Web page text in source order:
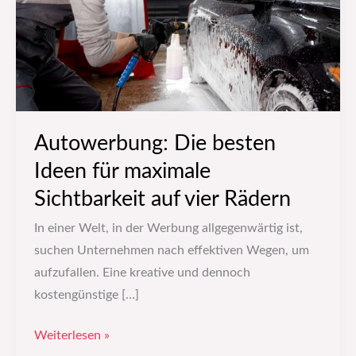
Autowerbung: Die besten
Ideen für maximale
Sichtbarkeit auf vier Rädern
In einer Welt, in der Werbung allgegenwärtig ist,
suchen Unternehmen nach effektiven Wegen, um
aufzufallen. Eine kreative und dennoch
kostengünstige […]
maximale
Sichtbarkeit
auf
Rädern
Weiterlesen »